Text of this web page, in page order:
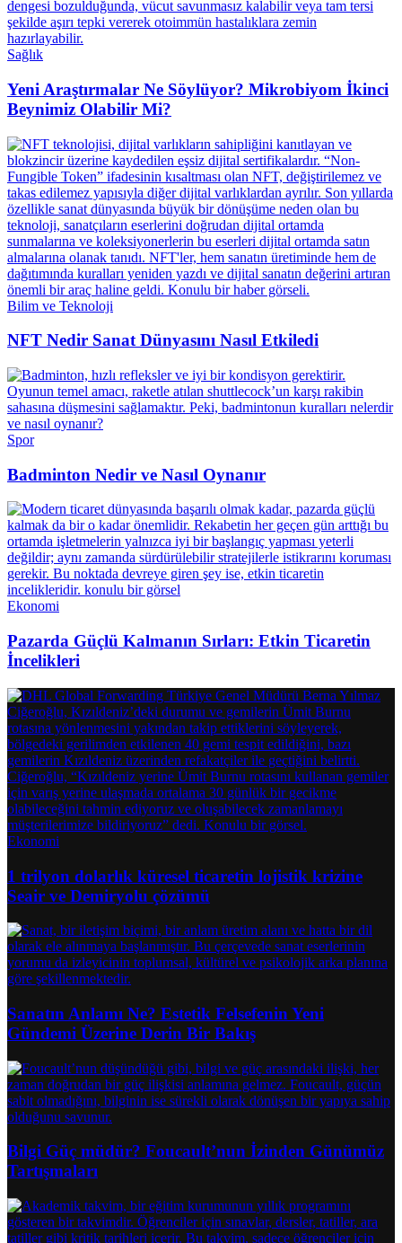
Sağlık
Yeni Araştırmalar Ne Söylüyor? Mikrobiyom İkinci
Beynimiz Olabilir Mi?
Bilim ve Teknoloji
NFT Nedir Sanat Dünyasını Nasıl Etkiledi
Spor
Badminton Nedir ve Nasıl Oynanır
Ekonomi
Pazarda Güçlü Kalmanın Sırları: Etkin Ticaretin
İncelikleri
Ekonomi
1 trilyon dolarlık küresel ticaretin lojistik krizine
Seair ve Demiryolu çözümü
Sanatın Anlamı Ne? Estetik Felsefenin Yeni
Gündemi Üzerine Derin Bir Bakış
Bilgi Güç müdür? Foucault’nun İzinden Günümüz
Tartışmaları